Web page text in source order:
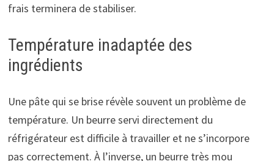
frais terminera de stabiliser.
Température inadaptée des
ingrédients
Une pâte qui se brise révèle souvent un problème de
température. Un beurre servi directement du
réfrigérateur est difficile à travailler et ne s’incorpore
pas correctement. À l’inverse, un beurre très mou